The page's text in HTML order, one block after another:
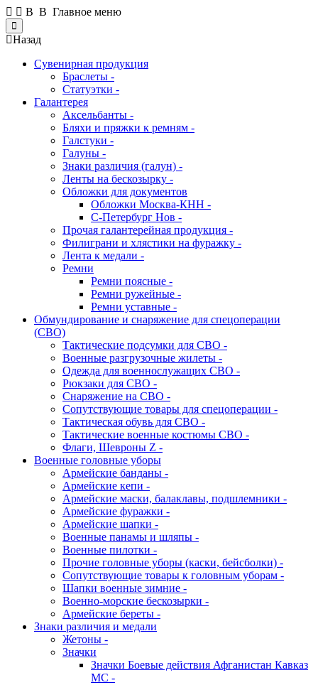
В В Главное меню
Close
Назад
Сувенирная продукция
Браслеты -
Статуэтки -
Галантерея
Аксельбанты -
Бляхи и пряжки к ремням -
Галстуки -
Галуны -
Знаки различия (галун) -
Ленты на бескозырку -
Обложки для документов
Обложки Москва-КНН -
С-Петербург Нов -
Прочая галантерейная продукция -
Филиграни и хлястики на фуражку -
Лента к медали -
Ремни
Ремни поясные -
Ремни ружейные -
Ремни уставные -
Обмундирование и снаряжение для спецоперации
(СВО)
Тактические подсумки для СВО -
Военные разгрузочные жилеты -
Одежда для военнослужащих СВО -
Рюкзаки для СВО -
Снаряжение на СВО -
Сопутствующие товары для спецоперации -
Тактическая обувь для СВО -
Тактические военные костюмы СВО -
Флаги, Шевроны Z -
Военные головные уборы
Армейские банданы -
Армейские кепи -
Армейские маски, балаклавы, подшлемники -
Армейские фуражки -
Армейские шапки -
Военные панамы и шляпы -
Военные пилотки -
Прочие головные уборы (каски, бейсболки) -
Сопутствующие товары к головным уборам -
Шапки военные зимние -
Военно-морские бескозырки -
Армейские береты -
Знаки различия и медали
Жетоны -
Значки
Значки Боевые действия Афганистан Кавказ
МС -